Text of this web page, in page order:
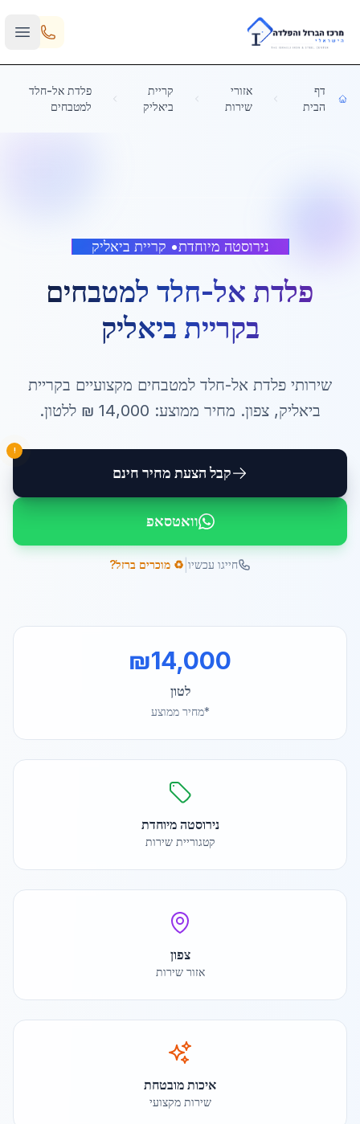
Skip to main content
דף
הבית
אזורי
שירות
קריית
ביאליק
פלדת אל-חלד
למטבחים
נירוסטה מיוחדת• קריית ביאליק
פלדת אל-חלד למטבחים
בקריית ביאליק
שירותי פלדת אל-חלד למטבחים מקצועיים בקריית
ביאליק, צפון. מחיר ממוצע: 14,000 ₪ ללטון.
קבל הצעת מחיר חינם
!
וואטסאפ
חייגו עכשיו ♻️ מוכרים ברזל?
₪14,000
לטון
*מחיר ממוצע
נירוסטה מיוחדת
קטגוריית שירות
צפון
אזור שירות
איכות מובטחת
שירות מקצועי